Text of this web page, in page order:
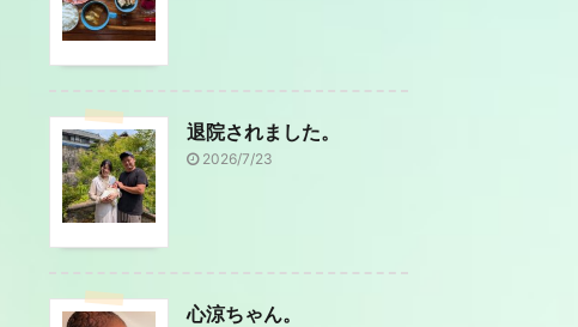
退院されました。
2026/7/23
心涼ちゃん。